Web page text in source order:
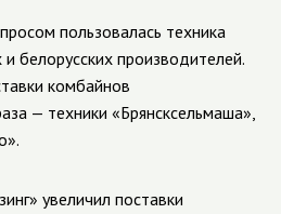
пользовалась техника
белорусских производителей.
комбайнов
— техники «Брянсксельмаша»,
увеличил поставки